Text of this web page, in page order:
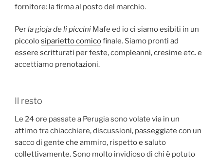
fornitore: la firma al posto del marchio.
Perla gioja de li piccini Mafe ed io ci siamo esibiti in un
piccolosiparietto comicofinale. Siamo pronti ad
essere scritturati per feste, compleanni, cresime etc. e
accettiamo prenotazioni.
Il resto
Le 24 ore passate a Perugia sono volate via in un
attimo tra chiacchiere, discussioni, passeggiate con un
sacco di gente che ammiro, rispetto e saluto
collettivamente. Sono molto invidioso di chi è potuto